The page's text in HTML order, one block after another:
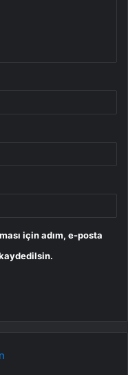
için adım, e-posta